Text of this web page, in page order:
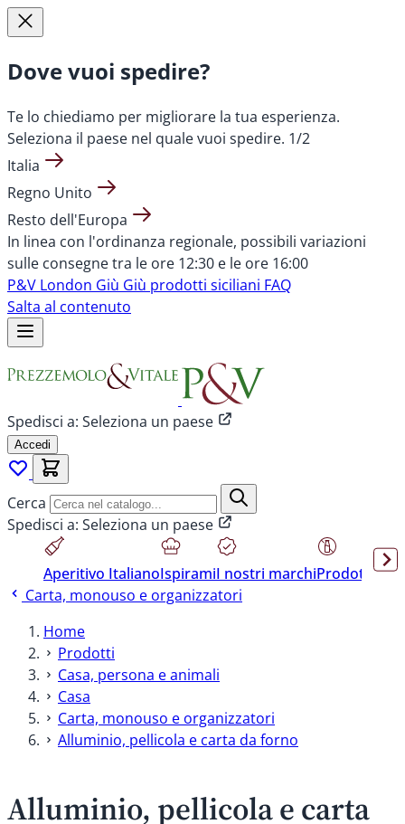
Dove vuoi spedire?
Te lo chiediamo per migliorare la tua esperienza.
Seleziona il paese nel quale vuoi spedire. 1/2
Italia
Regno Unito
Resto dell'Europa
In linea con l'ordinanza regionale, possibili variazioni
sulle consegne tra le ore 12:30 e le ore 16:00
P&V London Giù Giù prodotti siciliani FAQ
Salta al contenuto
Spedisci a: Seleziona un paese
Accedi
Cerca
Spedisci a: Seleziona un paese
Aperitivo ItalianoIspiramiI nostri marchiProdotti
Carta, monouso e organizzatori
Home
Prodotti
Casa, persona e animali
Casa
Carta, monouso e organizzatori
Alluminio, pellicola e carta da forno
Alluminio, pellicola e carta